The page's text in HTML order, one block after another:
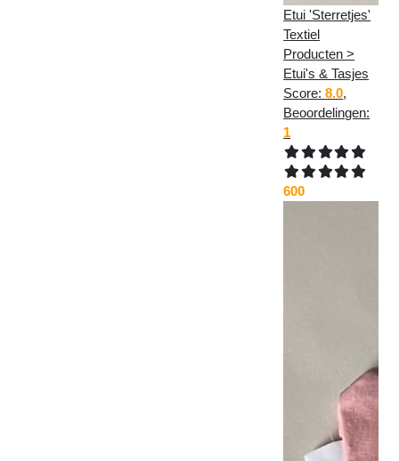
Etui 'Sterretjes'
Textiel
Producten >
Etui's & Tasjes
Score:8.0,
Beoordelingen:
1
600